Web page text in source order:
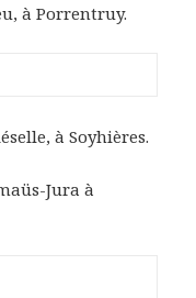
à Porrentruy.
à Soyhières.
Jura à